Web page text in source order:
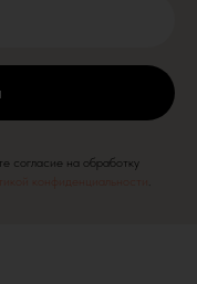
согласие на обработку
конфиденциальности